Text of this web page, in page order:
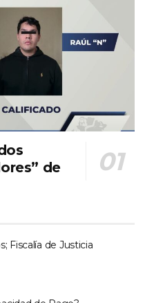
de
Fiscalía de Justicia